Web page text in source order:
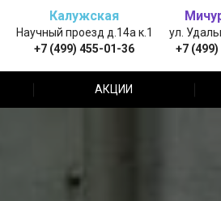
Калужская
Научный проезд д.14а к.1
+7 (499) 455-01-36
ул.
+7
АКЦИИ